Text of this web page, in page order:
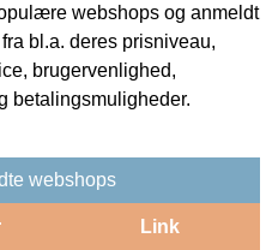
webshops og anmeldt
bl.a. deres prisniveau,
brugervenlighed,
betalingsmuligheder.
webshops
Link